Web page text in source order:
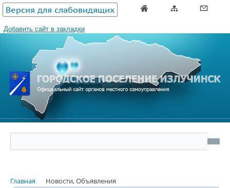
Версия для слабовидящих
Добавить сайт в закладки
Главная Новости, Объявления